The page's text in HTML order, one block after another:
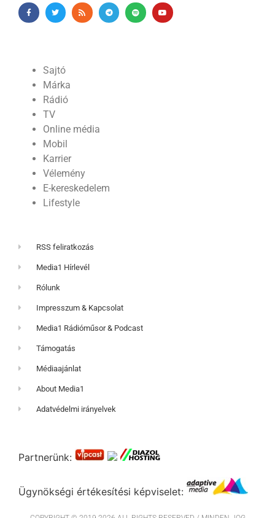
Sajtó
Márka
Rádió
TV
Online média
Mobil
Karrier
Vélemény
E-kereskedelem
Lifestyle
RSS feliratkozás
Media1 Hírlevél
Rólunk
Impresszum & Kapcsolat
Media1 Rádióműsor & Podcast
Támogatás
Médiaajánlat
About Media1
Adatvédelmi irányelvek
Partnerünk:
Ügynökségi értékesítési képviselet: